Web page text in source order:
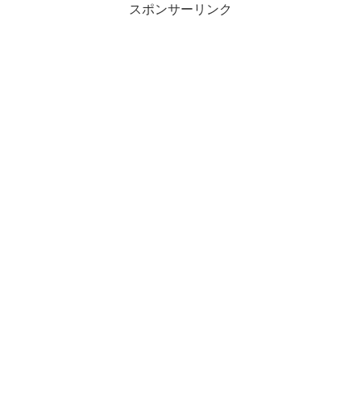
スポンサーリンク